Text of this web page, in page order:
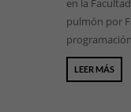
en la
pulmón por
LEER MÁS